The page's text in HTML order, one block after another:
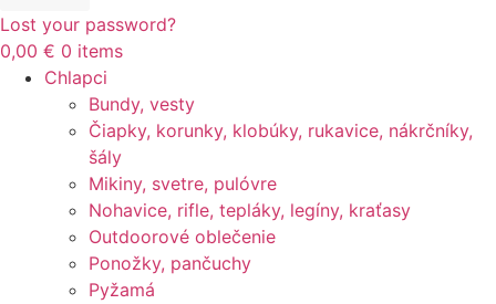
Lost your password?
0,00 € 0 items
Chlapci
Bundy, vesty
Čiapky, korunky, klobúky, rukavice, nákrčníky,
šály
Mikiny, svetre, pulóvre
Nohavice, rifle, tepláky, legíny, kraťasy
Outdoorové oblečenie
Ponožky, pančuchy
Pyžamá